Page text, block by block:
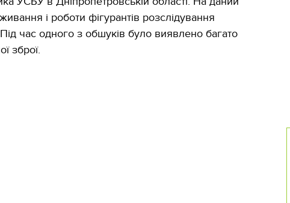
і роботи фігурантів розслідування
час одного з обшуків було виявлено багато
зброї.